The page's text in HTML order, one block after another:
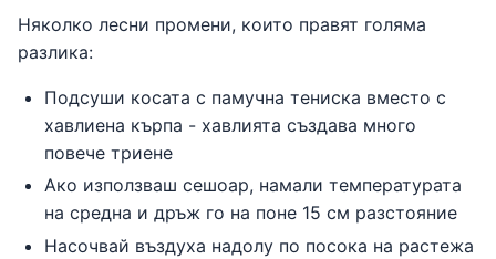
Няколко лесни промени, които правят голяма
разлика:
Подсуши косата с памучна тениска вместо с
хавлиена кърпа - хавлията създава много
повече триене
Ако използваш сешоар, намали температурата
на средна и дръж го на поне 15 см разстояние
Насочвай въздуха надолу по посока на растежа